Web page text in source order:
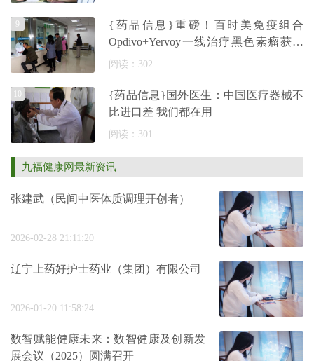
{药品信息}重磅！百时美免疫组合
Opdivo+Yervoy一线治疗黑色素瘤获欧
盟CHMP支持批
阅读：302
9
{药品信息}国外医生：中国医疗器械不
比进口差 我们都在用
阅读：301
10
九福健康网最新资讯
张建武（民间中医体质调理开创者）
2026-02-28 21:11:20
辽宁上药好护士药业（集团）有限公司
2026-01-20 11:58:24
数智赋能健康未来：数智健康及创新发
展会议（2025）圆满召开